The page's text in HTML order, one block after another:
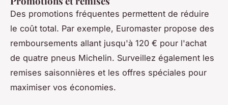
Des promotions fréquentes permettent de réduire
le coût total. Par exemple, Euromaster propose des
remboursements allant jusqu'à 120 € pour l'achat
de quatre pneus Michelin. Surveillez également les
remises saisonnières et les offres spéciales pour
maximiser vos économies.